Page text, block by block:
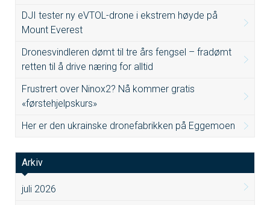
DJI tester ny eVTOL-drone i ekstrem høyde på
Mount Everest
Dronesvindleren dømt til tre års fengsel – fradømt
retten til å drive næring for alltid
Frustrert over Ninox2? Nå kommer gratis
«førstehjelpskurs»
Her er den ukrainske dronefabrikken på Eggemoen
Arkiv
juli 2026